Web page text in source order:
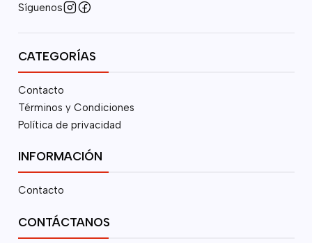
Síguenos
CATEGORÍAS
Contacto
Términos y Condiciones
Política de privacidad
INFORMACIÓN
Contacto
CONTÁCTANOS